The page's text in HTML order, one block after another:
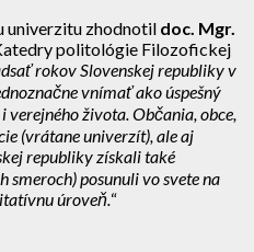
univerzitu zhodnotil doc. Mgr.
politológie Filozofickej
rokov Slovenskej republiky v
vnímať ako úspešný
verejného života. Občania, obce,
(vrátane univerzít), ale aj
republiky získali také
smeroch) posunuli vo svete na
úroveň. “